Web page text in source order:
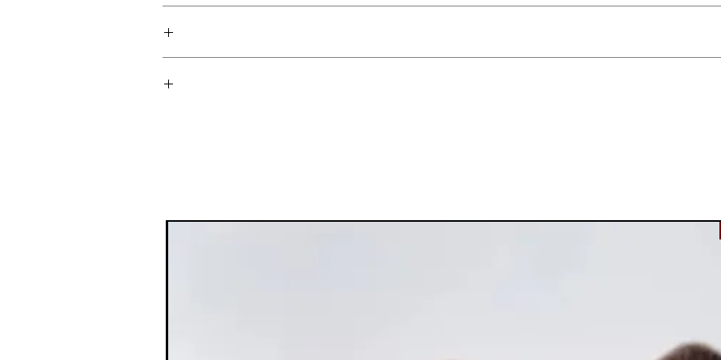
נקיות ולנקות את הצלליות בעדינות במידת הצורך לשמירה על טריות המוצר.
ניתן להשתמש בגוון הבהיר כבסיס, בגוון המעבר להגדרת צורת העין, ובגוון השימר כדי להוסיף את ה"וואו" הסופי